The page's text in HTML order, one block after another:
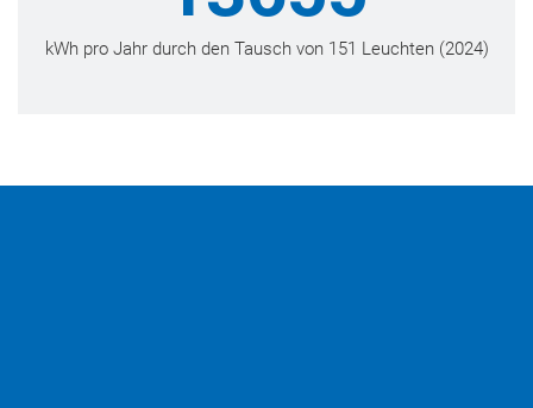
kWh pro Jahr durch den Tausch von 151 Leuchten (2024)